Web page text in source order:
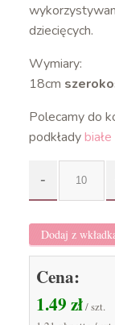
dziecięcych.
Wymiary:
18cm
Polecamy do
podkładybiałe
Dodaj z
Cena:
1.49zł/ szt.